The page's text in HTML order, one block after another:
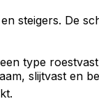
steigers. De
type
slijtvast en